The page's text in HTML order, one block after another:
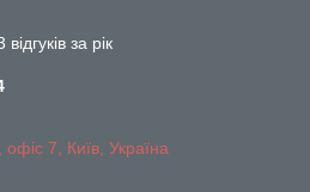
за рік
7, Київ, Україна